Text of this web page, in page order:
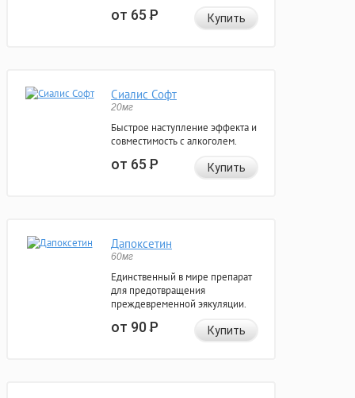
от 65Р Купить
Сиалис Софт
20мг
Быстрое наступление эффекта и
совместимость с алкоголем.
от 65Р Купить
Дапоксетин
60мг
Единственный в мире препарат
для предотвращения
преждевременной эякуляции.
от 90Р Купить